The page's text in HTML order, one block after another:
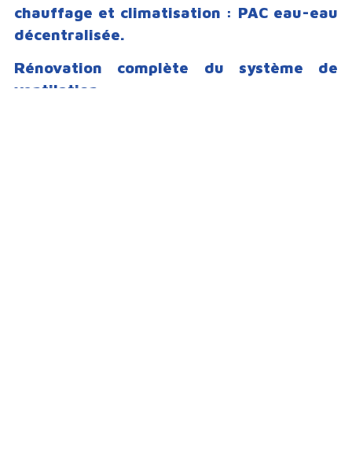
chauffage et climatisation : PAC eau-eau
décentralisée.
Rénovation complète du système de
ventilation.